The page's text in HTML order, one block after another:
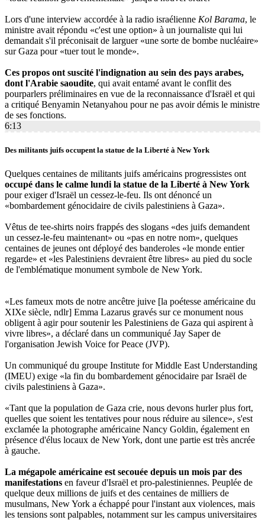
Lors d'une interview accordée à la radio israélienne Kol Barama, le
ministre avait répondu «c'est une option» à un journaliste qui lui
demandait s'il préconisait de larguer «une sorte de bombe nucléaire»
sur Gaza pour «tuer tout le monde».
Ces propos ont suscité l'indignation au sein des pays arabes,
dont l'Arabie saoudite, qui avait entamé avant le conflit des
pourparlers préliminaires en vue de la reconnaissance d'Israël et qui
a critiqué Benyamin Netanyahou pour ne pas avoir démis le ministre
de ses fonctions.
6:13
Des militants juifs occupent la statue de la Liberté à New York
Quelques centaines de militants juifs américains progressistes ont
occupé dans le calme lundi la statue de la Liberté à New York
pour exiger d'Israël un cessez-le-feu. Ils ont dénoncé un
«bombardement génocidaire de civils palestiniens à Gaza».
Vêtus de tee-shirts noirs frappés des slogans «des juifs demandent
un cessez-le-feu maintenant» ou «pas en notre nom», quelques
centaines de jeunes ont déployé des banderoles «le monde entier
regarde» et «les Palestiniens devraient être libres» au pied du socle
de l'emblématique monument symbole de New York.
«Les fameux mots de notre ancêtre juive [la poétesse américaine du
XIXe siècle, ndlr] Emma Lazarus gravés sur ce monument nous
obligent à agir pour soutenir les Palestiniens de Gaza qui aspirent à
vivre libres», a déclaré dans un communiqué Jay Saper de
l'organisation Jewish Voice for Peace (JVP).
Un communiqué du groupe Institute for Middle East Understanding
(IMEU) exige «la fin du bombardement génocidaire par Israël de
civils palestiniens à Gaza».
«Tant que la population de Gaza crie, nous devons hurler plus fort,
quelles que soient les tentatives pour nous réduire au silence», s'est
exclamée la photographe américaine Nancy Goldin, également en
présence d'élus locaux de New York, dont une partie est très ancrée
à gauche.
La mégapole américaine est secouée depuis un mois par des
manifestations en faveur d'Israël et pro-palestiniennes. Peuplée de
quelque deux millions de juifs et des centaines de milliers de
musulmans, New York a échappé pour l'instant aux violences, mais
les tensions sont palpables, notamment sur les campus universitaires